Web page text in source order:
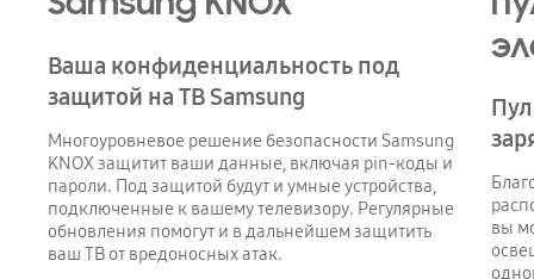
Ваша конфиденциальность под
защитой на ТВ Samsung
Многоуровневое решение безопасности Samsung
KNOX защитит ваши данные, включая pin-коды и
пароли. Под защитой будут и умные устройства,
подключенные к вашему телевизору. Регулярные
обновления помогут и в дальнейшем защитить
ваш ТВ от вредоносных атак.
вы